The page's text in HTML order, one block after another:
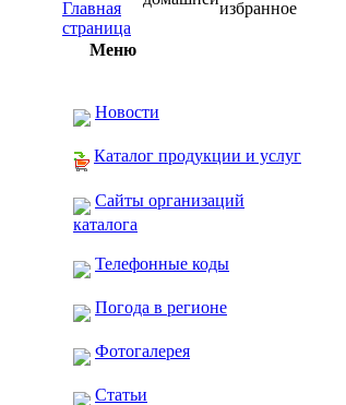
Главная
страница
Меню
Новости
Каталог продукции и услуг
Сайты организаций
каталога
Телефонные коды
Погода в регионе
Фотогалерея
Статьи